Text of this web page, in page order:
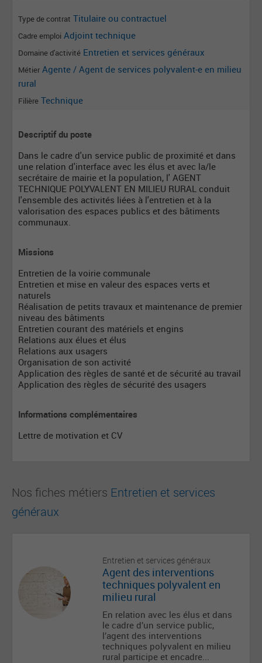
Type de contrat Titulaire ou contractuel
Cadre emploi Adjoint technique
Domaine d'activité Entretien et services généraux
Métier Agente / Agent de services polyvalent-e en milieu
rural
Filière Technique
Descriptif du poste
Dans le cadre d'un service public de proximité et dans
une relation d'interface avec les élus et avec la/le
secrétaire de mairie et la population, l' AGENT
TECHNIQUE POLYVALENT EN MILIEU RURAL conduit
l'ensemble des activités liées à l'entretien et à la
valorisation des espaces publics et des bâtiments
communaux.
Missions
Entretien de la voirie communale
Entretien et mise en valeur des espaces verts et
naturels
Réalisation de petits travaux et maintenance de premier
niveau des bâtiments
Entretien courant des matériels et engins
Relations aux élues et élus
Relations aux usagers
Organisation de son activité
Application des règles de santé et de sécurité au travail
Application des règles de sécurité des usagers
Informations complémentaires
Lettre de motivation et CV
Nos fiches métiers Entretien et services
généraux
Entretien et services généraux
Agent des interventions
techniques polyvalent en
milieu rural
En relation avec les élus et dans
le cadre d’un service public,
l’agent des interventions
techniques polyvalent en milieu
rural participe et encadre...